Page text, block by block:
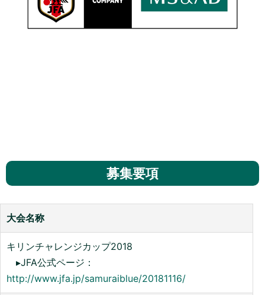
募集要項
大会名称
キリンチャレンジカップ2018
▸JFA公式ページ：
http://www.jfa.jp/samuraiblue/20181116/